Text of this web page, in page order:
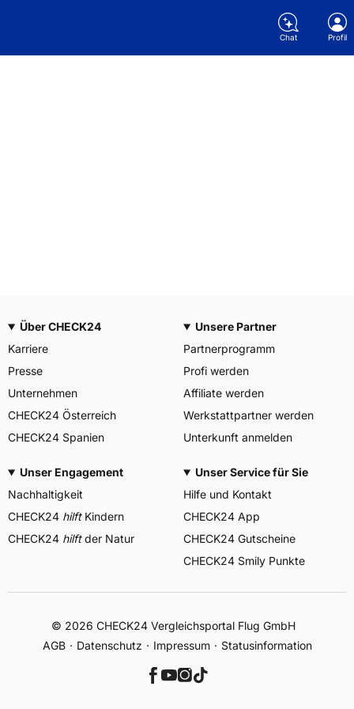
Chat Profil
Über CHECK24
Karriere
Presse
Unternehmen
CHECK24 Österreich
CHECK24 Spanien
Unsere Partner
Partnerprogramm
Profi werden
Affiliate werden
Werkstattpartner werden
Unterkunft anmelden
Unser Engagement
Nachhaltigkeit
CHECK24 hilftKindern
CHECK24 hilftder Natur
Unser Service für Sie
Hilfe und Kontakt
CHECK24 App
CHECK24 Gutscheine
CHECK24 Smily Punkte
© 2026 CHECK24 Vergleichsportal Flug GmbH
AGB
Datenschutz Impressum Statusinformation